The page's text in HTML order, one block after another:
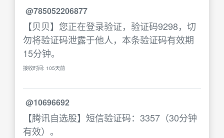
@785052206877
【贝贝】您正在登录验证，验证码9298，切
勿将验证码泄露于他人，本条验证码有效期
15分钟。
接收时间: 105天前
@10696692
【腾讯自选股】短信验证码：3357（30分钟
有效）。